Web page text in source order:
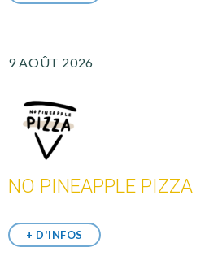
9 AOÛT 2026
NO PINEAPPLE PIZZA
+ D'INFOS